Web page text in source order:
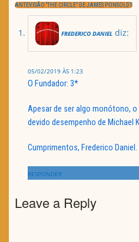
NEXT
ANTEVISÃO “THE CIRCLE” DE JAMES PONSOLDT
FREDERICO DANIEL diz:
05/02/2019 ÀS 1:23
O Fundador: 3*
Apesar de ser algo monótono,
devido desempenho de Michael
Cumprimentos, Frederico Daniel.
RESPONDER
Leave a Reply